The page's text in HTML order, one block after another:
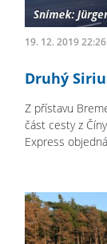
19. 12. 2019 22:26
Druhý
Z přístavu
část cesty z
Express